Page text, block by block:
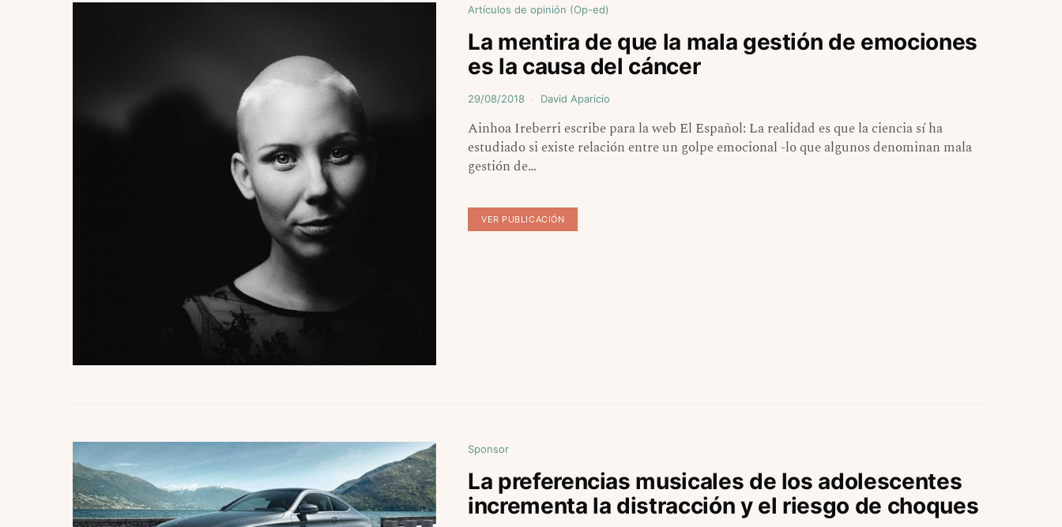
Artículos de opinión (Op-ed)
La mentira de que la mala gestión de emociones
es la causa del cáncer
29/08/2018 David Aparicio
Ainhoa Ireberri escribe para la web El Español: La realidad es que la ciencia sí ha
estudiado si existe relación entre un golpe emocional -lo que algunos denominan mala
gestión de…
VER PUBLICACIÓN
Sponsor
La preferencias musicales de los adolescentes
incrementa la distracción y el riesgo de choques